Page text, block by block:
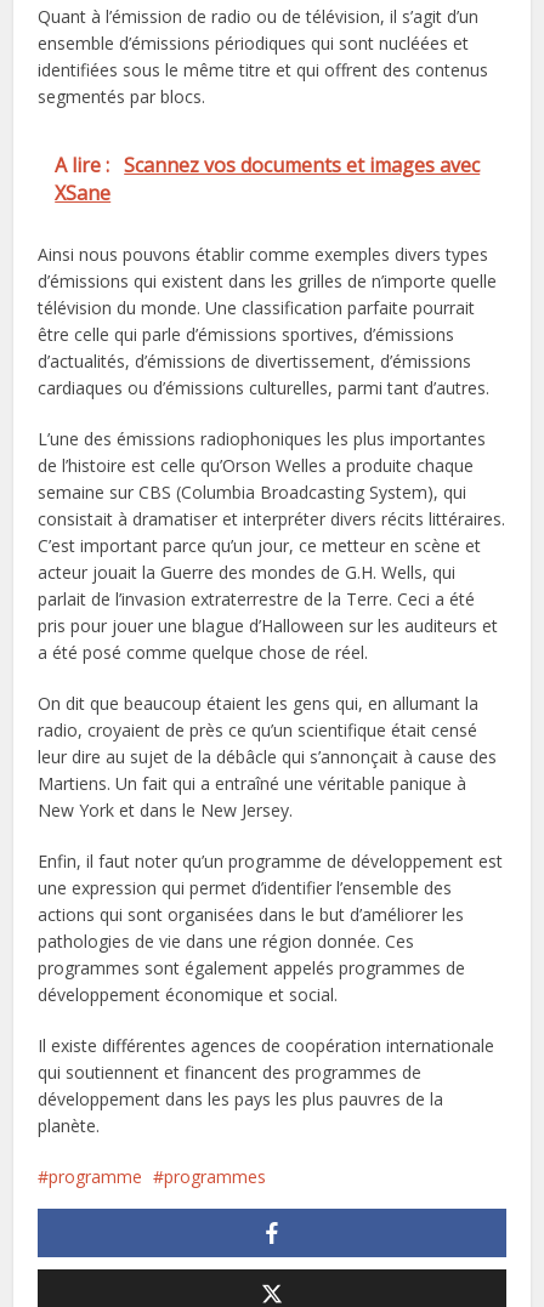
Quant à l’émission de radio ou de télévision, il s’agit d’un
ensemble d’émissions périodiques qui sont nucléées et
identifiées sous le même titre et qui offrent des contenus
segmentés par blocs.
A lire : Scannez vos documents et images avec
XSane
Ainsi nous pouvons établir comme exemples divers types
d’émissions qui existent dans les grilles de n’importe quelle
télévision du monde. Une classification parfaite pourrait
être celle qui parle d’émissions sportives, d’émissions
d’actualités, d’émissions de divertissement, d’émissions
cardiaques ou d’émissions culturelles, parmi tant d’autres.
L’une des émissions radiophoniques les plus importantes
de l’histoire est celle qu’Orson Welles a produite chaque
semaine sur CBS (Columbia Broadcasting System), qui
consistait à dramatiser et interpréter divers récits littéraires.
C’est important parce qu’un jour, ce metteur en scène et
acteur jouait la Guerre des mondes de G.H. Wells, qui
parlait de l’invasion extraterrestre de la Terre. Ceci a été
pris pour jouer une blague d’Halloween sur les auditeurs et
a été posé comme quelque chose de réel.
On dit que beaucoup étaient les gens qui, en allumant la
radio, croyaient de près ce qu’un scientifique était censé
leur dire au sujet de la débâcle qui s’annonçait à cause des
Martiens. Un fait qui a entraîné une véritable panique à
New York et dans le New Jersey.
Enfin, il faut noter qu’un programme de développement est
une expression qui permet d’identifier l’ensemble des
actions qui sont organisées dans le but d’améliorer les
pathologies de vie dans une région donnée. Ces
programmes sont également appelés programmes de
développement économique et social.
Il existe différentes agences de coopération internationale
qui soutiennent et financent des programmes de
développement dans les pays les plus pauvres de la
planète.
programme programmes